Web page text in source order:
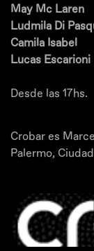
May Mc Laren
Ludmila Di
Camila Isabel
Lucas Escarioni
Desde las 17hs.
Crobar es
Palermo,